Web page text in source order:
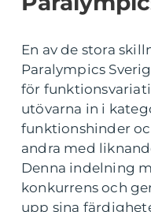
En av de stora
Paralympics
för
utövarna in i
funktionshinder
andra med
Denna indelning
konkurrens och
upp sina